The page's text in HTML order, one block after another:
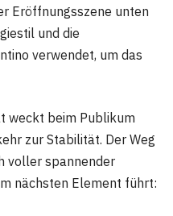
Eröffnungsszene unten
und die
verwendet, um das
weckt beim Publikum
zur Stabilität. Der Weg
voller spannender
nächsten Element führt: